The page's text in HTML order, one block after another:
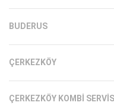
BUDERUS
ÇERKEZKÖY
ÇERKEZKÖY KOMBI